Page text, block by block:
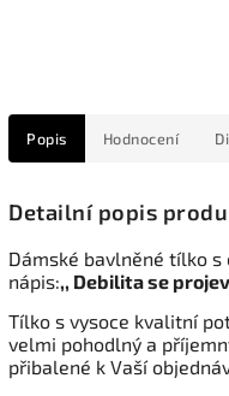
Popis Hodnocení
Detailní popis
Dámské bavlněné tílko
nápis:,, Debilita se
Tílko s vysoce kvalitní
velmi pohodlný a
přibalené k Vaší